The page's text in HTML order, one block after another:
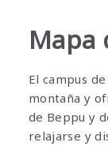
Mapa
El campus
montaña y
de Beppu y
relajarse y